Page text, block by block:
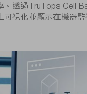
。透過TruTops Cell
可視化並顯示在機器監